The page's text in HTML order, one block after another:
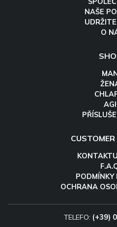
NAŠE
O
MAN
AGI
CUSTOMER
PODMÍNKY
OCHRANA
TELEFO: (+39)